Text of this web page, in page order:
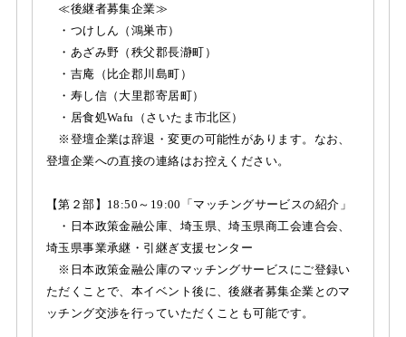
≪後継者募集企業≫
・つけしん（鴻巣市）
・あざみ野（秩父郡長瀞町）
・吉庵（比企郡川島町）
・寿し信（大里郡寄居町）
・居食処Wafu（さいたま市北区）
※登壇企業は辞退・変更の可能性があります。なお、
登壇企業への直接の連絡はお控えください。
【第２部】18:50～19:00「マッチングサービスの紹介」
・日本政策金融公庫、埼玉県、埼玉県商工会連合会、
埼玉県事業承継・引継ぎ支援センター
※日本政策金融公庫のマッチングサービスにご登録い
ただくことで、本イベント後に、後継者募集企業とのマ
ッチング交渉を行っていただくことも可能です。